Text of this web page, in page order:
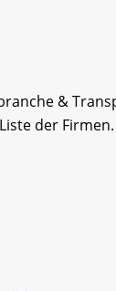
&
der Firmen.